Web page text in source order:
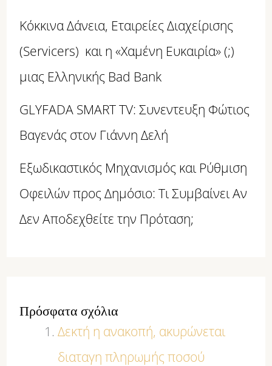
Κόκκινα Δάνεια, Εταιρείες Διαχείρισης
(Servicers) και η «Χαμένη Ευκαιρία» (;)
μιας Ελληνικής Bad Bank
GLYFADA SMART TV: Συνεντευξη Φώτιος
Βαγενάς στον Γιάννη Δελή
Εξωδικαστικός Μηχανισμός και Ρύθμιση
Οφειλών προς Δημόσιο: Τι Συμβαίνει Αν
Δεν Αποδεχθείτε την Πρόταση;
Πρόσφατα σχόλια
Δεκτή η ανακοπή, ακυρώνεται
διαταγη πληρωμής ποσού